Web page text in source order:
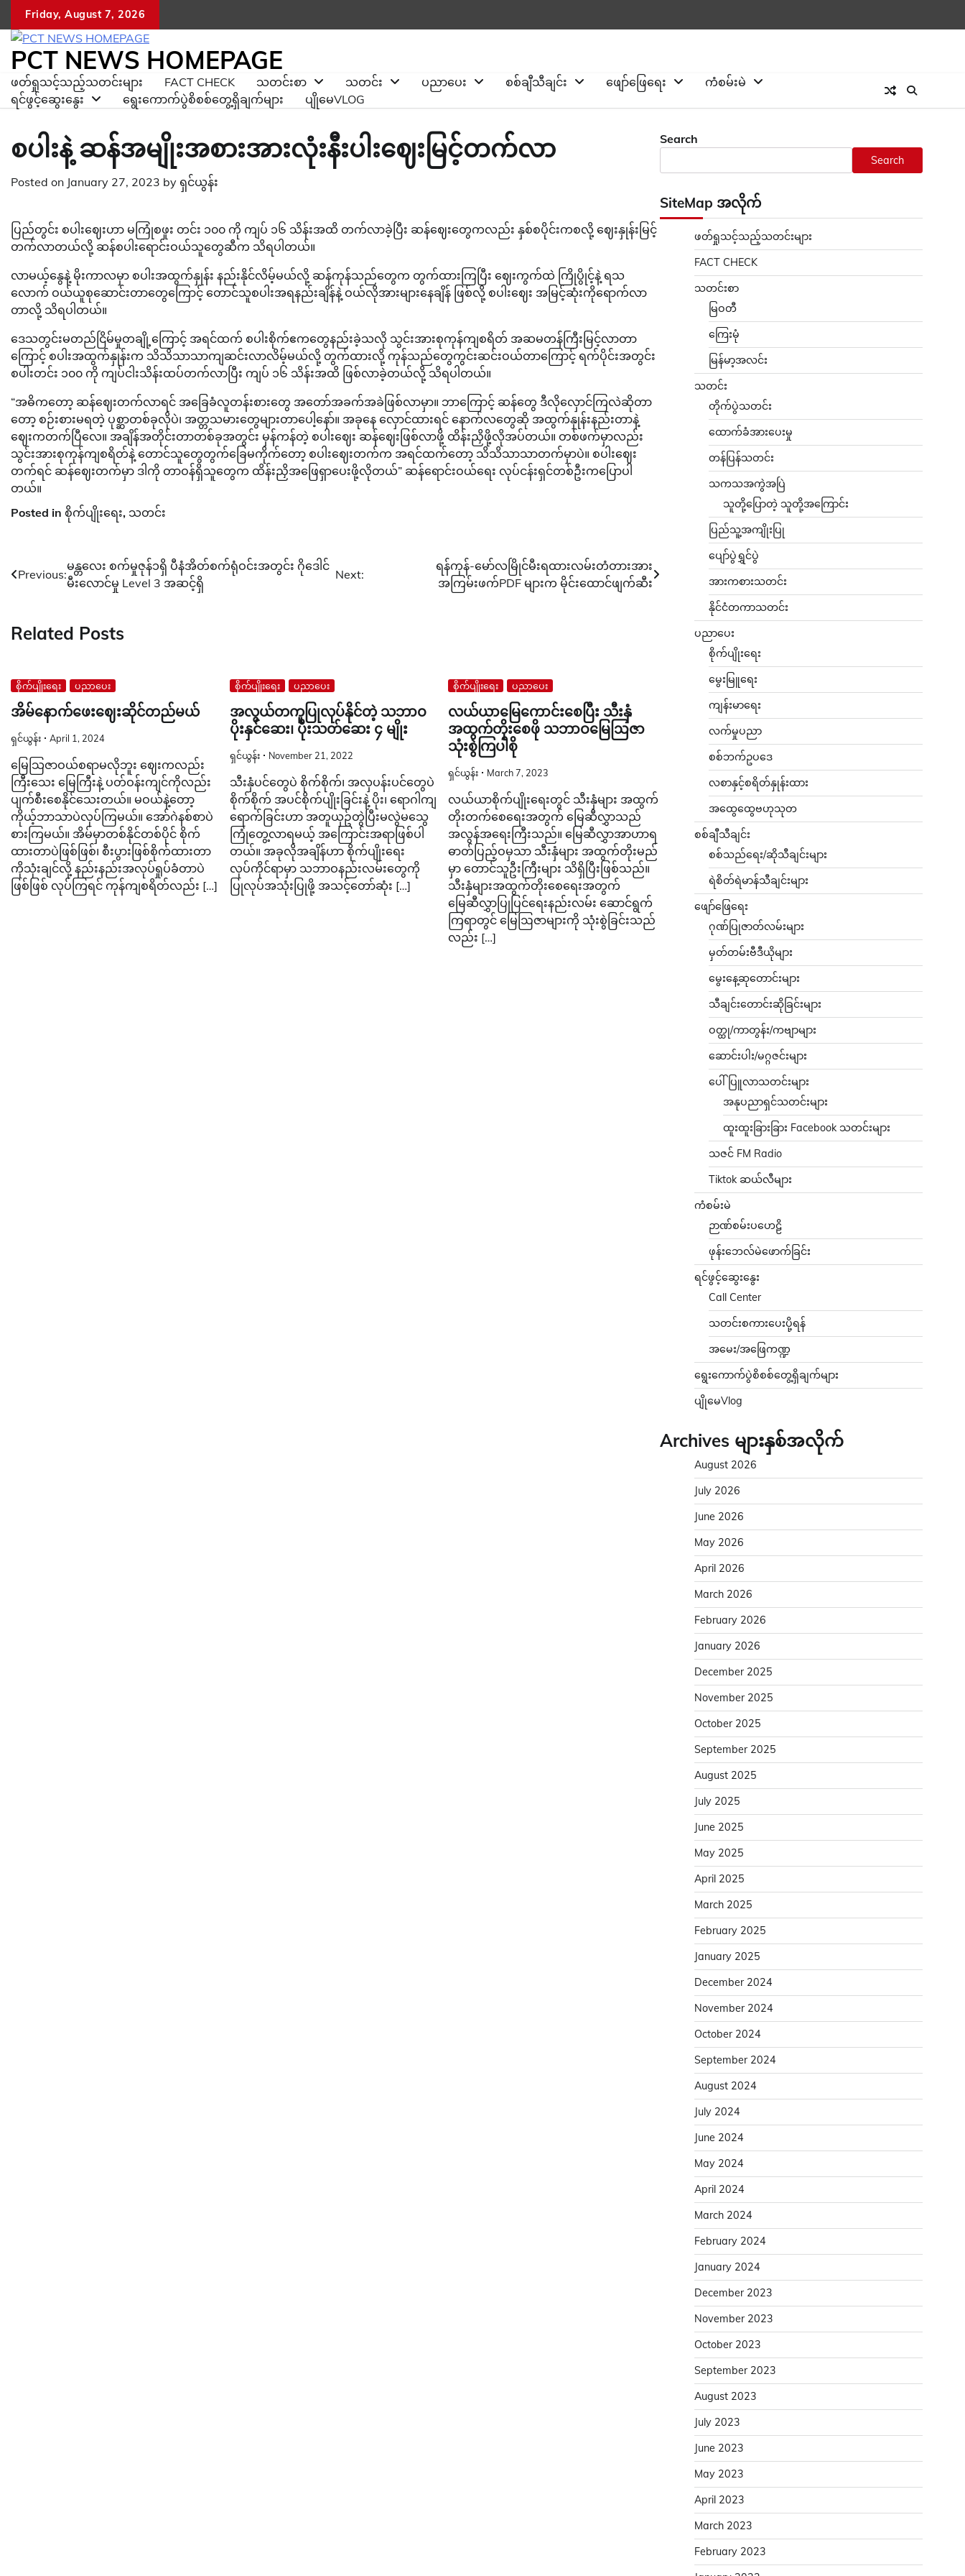
content
Friday, August 7, 2026
PCT NEWS HOMEPAGE
ဖတ်ရှုသင့်သည့်သတင်းများ FACT CHECK သတင်းစာ သတင်း ပညာပေး စစ်ချီသီချင်း ဖျော်ဖြေရေး
ကံစမ်းမဲ
ရင်ဖွင့်ဆွေးနွေး
ရွေးကောက်ပွဲစိစစ်တွေ့ရှိချက်များ ပျိုမေVLOG
စပါးနဲ့ ဆန်အမျိုးအစားအားလုံးနီးပါးဈေးမြင့်တက်လာ
Posted on January 27, 2023 by ရှင်ယွန်း
ပြည်တွင်း စပါးဈေးဟာ မကြုံစဖူး တင်း ၁၀၀ ကို ကျပ် ၁၆ သိန်းအထိ တက်လာခဲ့ပြီး ဆန်ဈေးတွေကလည်း နှစ်စပိုင်းကစလို့ ဈေးနှုန်းမြင့်
တက်လာတယ်လို့ ဆန်စပါးရောင်းဝယ်သူတွေဆီက သိရပါတယ်။
လာမယ့်နွေနဲ့ မိုးကာလမှာ စပါးအထွက်နှုန်း နည်းနိုင်လိမ့်မယ်လို့ ဆန်ကုန်သည်တွေက တွက်ထားကြပြီး ဈေးကွက်ထဲ ကြိုပွိုင့်နဲ့ ရသ
လောက် ဝယ်ယူစုဆောင်းတာတွေကြောင့် တောင်သူစပါးအရနည်းချိန်နဲ့ ဝယ်လိုအားများနေချိန် ဖြစ်လို့ စပါးဈေး အမြင့်ဆုံးကိုရောက်လာ
တာလို့ သိရပါတယ်။
ဒေသတွင်းမတည်ငြိမ်မှုတချို့ကြောင့် အရင်ထက် စပါးစိုက်ဧကတွေနည်းခဲ့သလို သွင်းအားစုကုန်ကျစရိတ် အဆမတန်ကြီးမြင့်လာတာ
ကြောင့် စပါးအထွက်နှုန်းက သိသိသာသာကျဆင်းလာလိမ့်မယ်လို့ တွက်ထားလို့ ကုန်သည်တွေကွင်းဆင်းဝယ်တာကြောင့် ရက်ပိုင်းအတွင်း
စပါးတင်း ၁၀၀ ကို ကျပ်ငါးသိန်းထပ်တက်လာပြီး ကျပ် ၁၆ သိန်းအထိ ဖြစ်လာခဲ့တယ်လို့ သိရပါတယ်။
“အဓိကတော့ ဆန်ဈေးတက်လာရင် အခြေခံလူတန်းစားတွေ အတော်အခက်အခဲဖြစ်လာမှာ။ ဘာကြောင့် ဆန်တွေ ဒီလိုလှောင်ကြလဲဆိုတာ
တော့ စဉ်းစားမရတဲ့ ပုစ္ဆာတစ်ခုလိုပဲ၊ အတ္တသမားတွေများတာပေါ့နော်။ အခုနေ လှောင်ထားရင် နောက်လတွေဆို အထွက်နှုန်းနည်းတာနဲ့
ဈေးကတက်ပြီလေ။ အချိန်အတိုင်းတာတစ်ခုအတွင်း မှန်ကန်တဲ့ စပါးဈေး ဆန်ဈေးဖြစ်လာဖို့ ထိန်းညှိဖို့လိုအပ်တယ်။ တစ်ဖက်မှာလည်း
သွင်းအားစုကုန်ကျစရိတ်နဲ့ တောင်သူတွေတွက်ခြေမကိုက်တော့ စပါးဈေးတက်က အရင်ထက်တော့ သိသိသာသာတက်မှာပဲ။ စပါးဈေး
တက်ရင် ဆန်ဈေးတက်မှာ ဒါကို တာဝန်ရှိသူတွေက ထိန်းညှိအဖြေရှာပေးဖို့လိုတယ်” ဆန်ရောင်းဝယ်ရေး လုပ်ငန်းရှင်တစ်ဦးကပြောပါ
တယ်။
Posted in စိုက်ပျိုးရေး, သတင်း
Post
Previous:
မန္တလေး စက်မှုဇုန်၁ရှိ ပီနံအိတ်စက်ရုံဝင်းအတွင်း ဂိုဒေါင်
မီးလောင်မှု Level 3 အဆင့်ရှိ
Next:
ရန်ကုန်-မော်လမြိုင်မီးရထားလမ်းတံတားအား
အကြမ်းဖက်PDF များက မိုင်းထောင်ဖျက်ဆီး
Related Posts
စိုက်ပျိုးရေး ပညာပေး
အိမ်နောက်ဖေး‌ဈေးဆိုင်တည်မယ်
ရှင်ယွန်း April 1, 2024
မြေသြဇာဝယ်စရာမလိုဘူး ဈေးကလည်း
ကြီးသေး မြေကြီးနဲ့ ပတ်ဝန်းကျင်ကိုလည်း
ပျက်စီးစေနိုင်သေးတယ်။ မဝယ်နဲ့တော့
ကိုယ့်ဘာသာပဲလုပ်ကြမယ်။ အော်ဂဲနစ်စာပဲ
စားကြမယ်။ အိမ်မှာတစ်နိုင်တစ်ပိုင် စိုက်
ထားတာပဲဖြစ်ဖြစ်၊ စီးပွားဖြစ်စိုက်ထားတာ
ကိုသုံးချင်လို့ နည်းနည်းအလုပ်ရှုပ်ခံတာပဲ
ဖြစ်ဖြစ် လုပ်ကြရင် ကုန်ကျစရိတ်လည်း […]
စိုက်ပျိုးရေး ပညာပေး
အလွယ်တကူပြုလုပ်နိုင်တဲ့ သဘာဝ
ပိုးနှင်ဆေး၊ ပိုးသတ်ဆေး ၄ မျိုး
ရှင်ယွန်း November 21, 2022
သီးနှံပင်တွေပဲ စိုက်စိုက်၊ အလှပန်းပင်တွေပဲ
စိုက်စိုက် အပင်စိုက်ပျိုးခြင်းနဲ့ ပိုး၊ ရောဂါကျ
ရောက်ခြင်းဟာ အတူယှဥ်တွဲပြီးမလွဲမသွေ
ကြုံတွေ့လာရမယ့် အကြောင်းအရာဖြစ်ပါ
တယ်။ အခုလိုအချိန်ဟာ စိုက်ပျိုးရေး
လုပ်ကိုင်ရာမှာ သဘာဝနည်းလမ်းတွေကို
ပြုလုပ်အသုံးပြုဖို့ အသင့်တော်ဆုံး […]
စိုက်ပျိုးရေး ပညာပေး
လယ်ယာမြေကောင်းစေပြီး သီးနှံ
အထွက်တိုးစေဖို သဘာဝမြေဩဇာ
သုံးစွဲကြပါစို
ရှင်ယွန်း March 7, 2023
လယ်ယာစိုက်ပျိုးရေးတွင် သီးနှံများ အထွက်
တိုးတက်စေရေးအတွက် မြေဆီလွှာသည်
အလွန်အရေးကြီးသည်။ မြေဆီလွှာအာဟာရ
ဓာတ်ပြည့်ဝမှသာ သီးနှံများ အထွက်တိုးမည်
မှာ တောင်သူဦးကြီးများ သိရှိပြီးဖြစ်သည်။
သီးနှံများအထွက်တိုးစေရေးအတွက်
မြေဆီလွှာပြုပြင်ရေးနည်းလမ်း ဆောင်ရွက်
ကြရာတွင် မြေဩဇာများကို သုံးစွဲခြင်းသည်
လည်း […]
Search
Search
SiteMap အလိုက်
ဖတ်ရှုသင့်သည့်သတင်းများ
FACT CHECK
သတင်းစာ
မြဝတီ
ကြေးမုံ
မြန်မာ့အလင်း
သတင်း
တိုက်ပွဲသတင်း
ထောက်ခံအားပေးမှု
တန်ပြန်သတင်း
သကသအကွဲအပြဲ
သူတို့ပြောတဲ့ သူတို့အကြောင်း
ပြည်သူ့အကျိုးပြု
ပျော်ပွဲရွှင်ပွဲ
အားကစားသတင်း
နိုင်ငံတကာသတင်း
ပညာပေး
စိုက်ပျိုးရေး
မွေးမြူရေး
ကျန်းမာရေး
လက်မှုပညာ
စစ်ဘက်ဥပဒေ
လစာနှင့်စရိတ်နှုန်းထား
အထွေထွေဗဟုသုတ
စစ်ချီသီချင်း
စစ်သည်ရေး/ဆိုသီချင်းများ
ရဲစိတ်ရဲမာန်သီချင်းများ
ဖျော်ဖြေရေး
ဂုဏ်ပြုဇာတ်လမ်းများ
မှတ်တမ်းဗီဒီယိုများ
မွေးနေ့ဆုတောင်းများ
သီချင်းတောင်းဆိုခြင်းများ
ဝတ္ထု/ကာတွန်း/ကဗျာများ
ဆောင်းပါး/မဂ္ဂဇင်းများ
ပေါ်ပြူလာသတင်းများ
အနုပညာရှင်သတင်းများ
ထူးထူးခြားခြား Facebook သတင်းများ
သဇင် FM Radio
Tiktok ဆယ်လီများ
ကံစမ်းမဲ
ဉာဏ်စမ်းပဟေဠိ
ဖုန်းဘေလ်မဲဖောက်ခြင်း
ရင်ဖွင့်ဆွေးနွေး
Call Center
သတင်းစကားပေးပို့ရန်
အမေး/အဖြေကဏ္ဍ
ရွေးကောက်ပွဲစိစစ်တွေ့ရှိချက်များ
ပျိုမေVlog
Archives များနှစ်အလိုက်
August 2026
July 2026
June 2026
May 2026
April 2026
March 2026
February 2026
January 2026
December 2025
November 2025
October 2025
September 2025
August 2025
July 2025
June 2025
May 2025
April 2025
March 2025
February 2025
January 2025
December 2024
November 2024
October 2024
September 2024
August 2024
July 2024
June 2024
May 2024
April 2024
March 2024
February 2024
January 2024
December 2023
November 2023
October 2023
September 2023
August 2023
July 2023
June 2023
May 2023
April 2023
March 2023
February 2023